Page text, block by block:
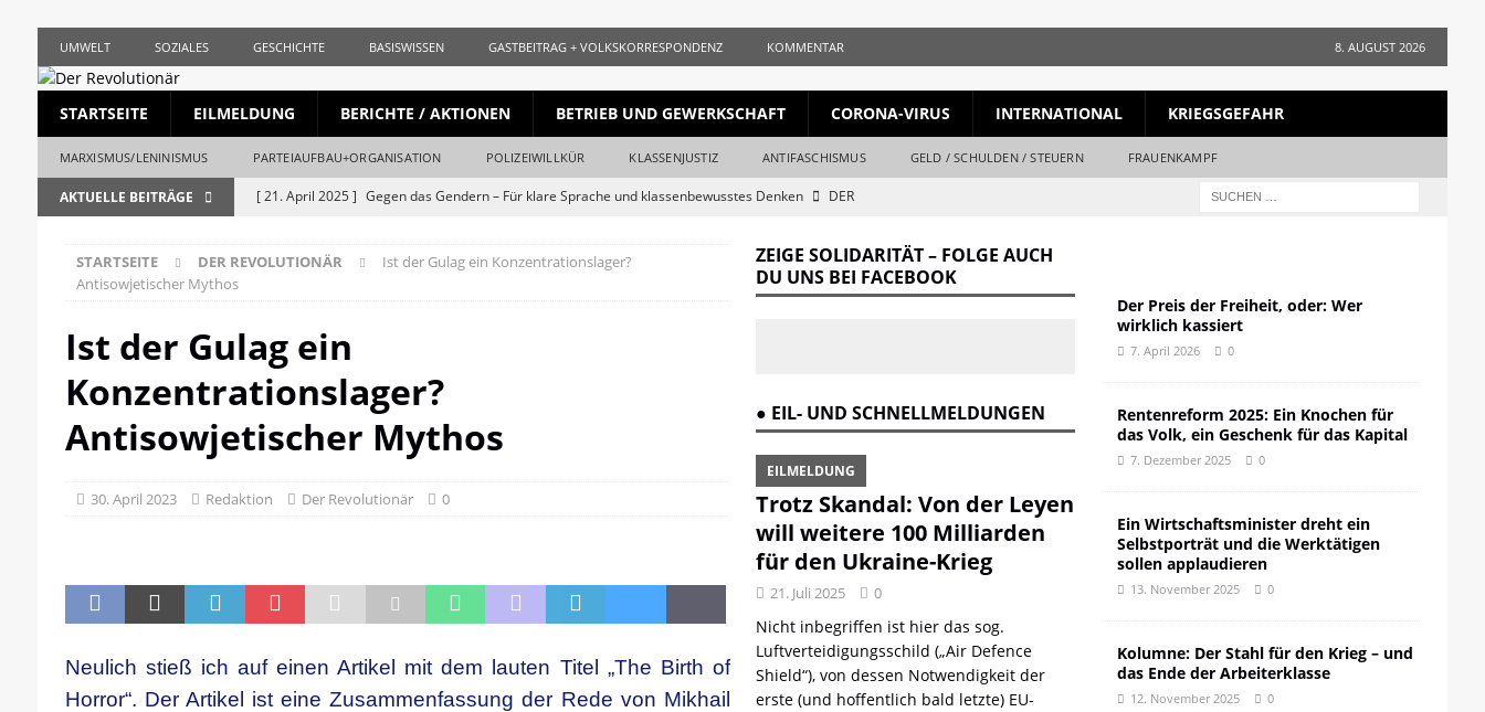
UMWELT SOZIALES GESCHICHTE BASISWISSEN GASTBEITRAG + VOLKSKORRESPONDENZ KOMMENTAR 8. AUGUST 2026
STARTSEITE EILMELDUNG BERICHTE / AKTIONEN BETRIEB UND GEWERKSCHAFT CORONA-VIRUS INTERNATIONAL KRIEGSGEFAHR
MARXISMUS/LENINISMUS PARTEIAUFBAU+ORGANISATION POLIZEIWILLKÜR KLASSENJUSTIZ ANTIFASCHISMUS GELD / SCHULDEN / STEUERN FRAUENKAMPF
AKTUELLE BEITRÄGE [ 21. April 2025 ] Gegen das Gendern – Für klare Sprache und klassenbewusstes Denken
DER
[ 5. April 2025 ]
Union und AfD erstmals gleichauf
KURZ + KNAPP + AUFGESCHNAPPT
[ 19. April 2023 ]
[ 19. Mai 2026 ] Stalingrad – Der Anfang vom Ende
[ 28. April 2026 ]
1956, Ungarn und der Verrat des Revisionismus: Der Klassenkampf hinter der Lüge
DER
[ 21. April 2026 ] DER 8. PARTEITAG DER EUROPÄISCHEN LINKEN
DER REVOLUTIONÄR
DER REVOLUTIONÄR
[ 7. April 2026 ]
Der Preis der Freiheit, oder: Wer wirklich kassiert
Klassenkampf von oben: Wie der DGB seine eigenen Genossen verriet DER REVOLUTIONÄR
STARTSEITE DER REVOLUTIONÄR
Ist der Gulag ein Konzentrationslager?
Antisowjetischer Mythos
Ist der Gulag ein
Konzentrationslager?
Antisowjetischer Mythos
30. April 2023 Redaktion Der Revolutionär 0
Neulich stieß ich auf einen Artikel mit dem lauten Titel „The Birth of
Horror“. Der Artikel ist eine Zusammenfassung der Rede von Mikhail
ZEIGE SOLIDARITÄT – FOLGE AUCH
DU UNS BEI FACEBOOK
● EIL- UND SCHNELLMELDUNGEN
EILMELDUNG
Trotz Skandal: Von der Leyen
will weitere 100 Milliarden
für den Ukraine-Krieg
21. Juli 2025 0
Nicht inbegriffen ist hier das sog.
Luftverteidigungsschild („Air Defence
Shield“), von dessen Notwendigkeit der
erste (und hoffentlich bald letzte) EU-
Der Preis der Freiheit, oder: Wer
wirklich kassiert
7. April 2026 0
Rentenreform 2025: Ein Knochen für
das Volk, ein Geschenk für das Kapital
7. Dezember 2025 0
Ein Wirtschaftsminister dreht ein
Selbstporträt und die Werktätigen
sollen applaudieren
13. November 2025 0
Kolumne: Der Stahl für den Krieg – und
das Ende der Arbeiterklasse
12. November 2025 0